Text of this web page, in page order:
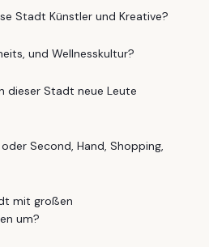
Stadt Künstler und Kreative?
und Wellnesskultur?
dieser Stadt neue Leute
Second, Hand, Shopping,
mit großen
um?